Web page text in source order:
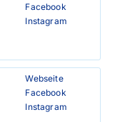
Facebook
Instagram
Webseite
Facebook
Instagram